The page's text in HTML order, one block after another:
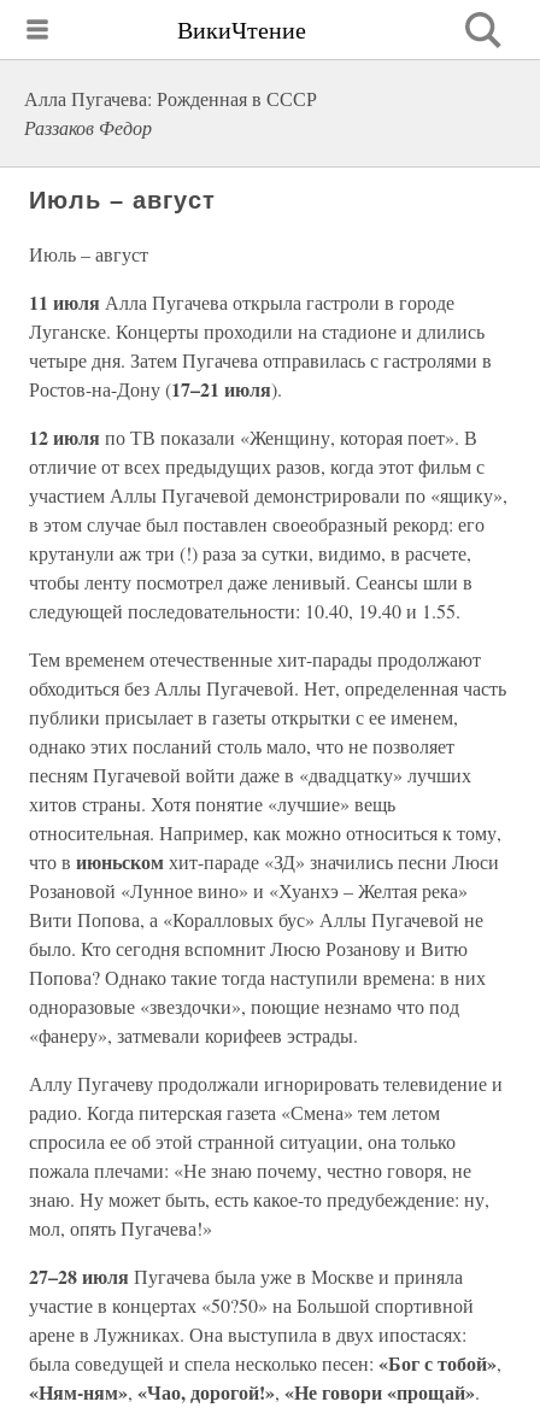
ВикиЧтение
Алла Пугачева: Рожденная в СССР
Раззаков Федор
Июль – август
Июль – август
11 июля Алла Пугачева открыла гастроли в городе
Луганске. Концерты проходили на стадионе и длились
четыре дня. Затем Пугачева отправилась с гастролями в
Ростов-на-Дону (17–21 июля).
12 июля по ТВ показали «Женщину, которая поет». В
отличие от всех предыдущих разов, когда этот фильм с
участием Аллы Пугачевой демонстрировали по «ящику»,
в этом случае был поставлен своеобразный рекорд: его
крутанули аж три (!) раза за сутки, видимо, в расчете,
чтобы ленту посмотрел даже ленивый. Сеансы шли в
следующей последовательности: 10.40, 19.40 и 1.55.
Тем временем отечественные хит-парады продолжают
обходиться без Аллы Пугачевой. Нет, определенная часть
публики присылает в газеты открытки с ее именем,
однако этих посланий столь мало, что не позволяет
песням Пугачевой войти даже в «двадцатку» лучших
хитов страны. Хотя понятие «лучшие» вещь
относительная. Например, как можно относиться к тому,
что в июньскомхит-параде «ЗД» значились песни Люси
Розановой «Лунное вино» и «Хуанхэ – Желтая река»
Вити Попова, а «Коралловых бус» Аллы Пугачевой не
было. Кто сегодня вспомнит Люсю Розанову и Витю
Попова? Однако такие тогда наступили времена: в них
одноразовые «звездочки», поющие незнамо что под
«фанеру», затмевали корифеев эстрады.
Аллу Пугачеву продолжали игнорировать телевидение и
радио. Когда питерская газета «Смена» тем летом
спросила ее об этой странной ситуации, она только
пожала плечами: «Не знаю почему, честно говоря, не
знаю. Ну может быть, есть какое-то предубеждение: ну,
мол, опять Пугачева!»
27–28 июля Пугачева была уже в Москве и приняла
участие в концертах «50?50» на Большой спортивной
арене в Лужниках. Она выступила в двух ипостасях:
была соведущей и спела несколько песен: «Бог с тобой»,
«Ням-ням», «Чао, дорогой!», «Не говори «прощай».